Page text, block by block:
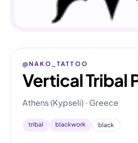
@NAKO_TATTOO
Vertical Tribal
Athens (Kypseli) · Greece
tribal blackwork black